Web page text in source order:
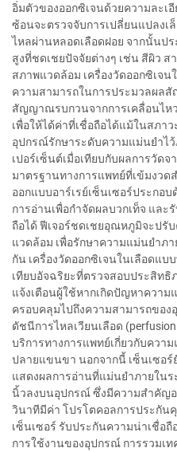
อิ่มตัวของออกซิเจนด้วยความละเ
ซ้อนจะตรวจจับการเปลี่ยนแปลงเ
ไหลผ่านหลอดเลือดฝอย จากนั้น
สูงที่ชดเชยปัจจัยต่างๆ เช่น สีผิว ส
สภาพแวดล้อม เครื่องวัดออกซิเจ
ความสามารถในการประมวลผล
สัญญาณรบกวนจากการเคลื่อนไห
เพื่อให้ได้ค่าที่เชื่อถือได้แม้ในสภา
อุปกรณ์รักษาระดับความแม่นยำไ
เปอร์เซ็นต์เมื่อเทียบกับผลการวัด
มาตรฐานทางการแพทย์ที่เข้มงวด
ออกแบบอาร์เรย์เซ็นเซอร์ประกอ
การอ่านเพื่อกำจัดผลบวกเท็จ แล
ถือได้ ฟีเจอร์ชดเชยอุณหภูมิจะปรั
แวดล้อม เพื่อรักษาความแม่นยำภ
กัน เครื่องวัดออกซิเจนในเลือดแ
เทียบอัจฉริยะที่ตรวจสอบประสิทธิ
แจ้งเตือนผู้ใช้หากเกิดปัญหาควา
ครอบคลุมไปถึงความสามารถขอ
ดัชนีการไหลเวียนเลือด
บริการทางการแพทย์เกี่ยวกับควา
ปลายแขนขา นอกจากนี้ เซ็นเซอร์
แสดงผลการอ่านที่แม่นยำภายในร
นิ้วลงบนอุปกรณ์ ซึ่งมีความสำคัญ
วินาทีมีค่า โปรโตคอลการประกัน
เซ็นเซอร์ รับประกันความน่าเชื่อ
การใช้งานของอุปกรณ์ การรวมเ